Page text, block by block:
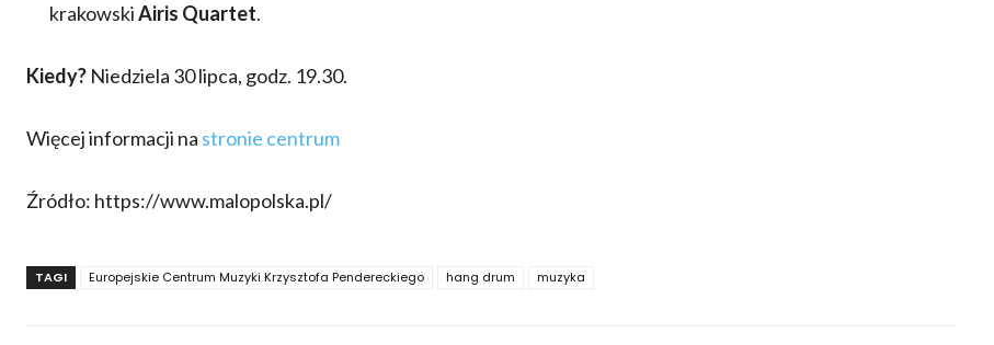
krakowskiAiris Quartet.
Kiedy? Niedziela 30 lipca, godz. 19.30.
Więcej informacji na stronie centrum
Źródło: https://www.malopolska.pl/
TAGI Europejskie Centrum Muzyki Krzysztofa Pendereckiego hang drum muzyka